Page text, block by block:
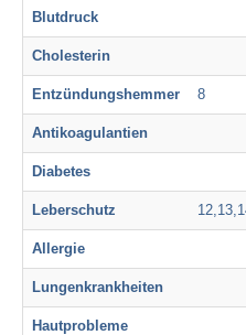
Blutdruck
Cholesterin
Entzündungshemmer 8
Antikoagulantien
Diabetes
Leberschutz
Allergie
Lungenkrankheiten
Hautprobleme